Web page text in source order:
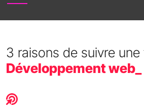
3 raisons de suivre
Développement web_